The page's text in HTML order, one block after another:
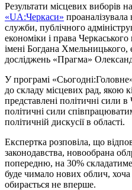
Результати місцевих виборів
«UA:Черкаси»
служби, публічного
економіки і права
імені Богдана
досліджень «Прагма»
У програмі
до складу місцевих рад, якою
представлені політичні сили в
політичні сили
політичній дискусії в області.
Експертка розповіла, що
законодавства, новообрана
попередню, на 30%
буде чимало нових облич,
обирається не вперше.